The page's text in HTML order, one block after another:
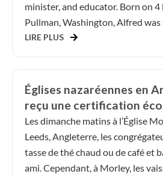
minister, and educator. Born on
Pullman, Washington, Alfred was
LIRE PLUS
Églises nazaréennes en
reçu une certification éco
Les dimanche matins à l’Église
Leeds, Angleterre, les
tasse de thé chaud ou de café et
ami. Cependant, à Morley, les